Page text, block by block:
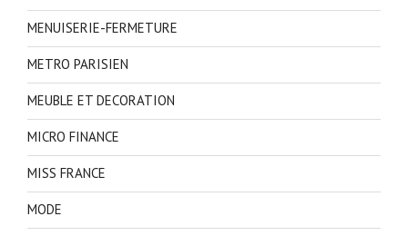
MENUISERIE-FERMETURE
METRO PARISIEN
MEUBLE ET DECORATION
MICRO FINANCE
MISS FRANCE
MODE